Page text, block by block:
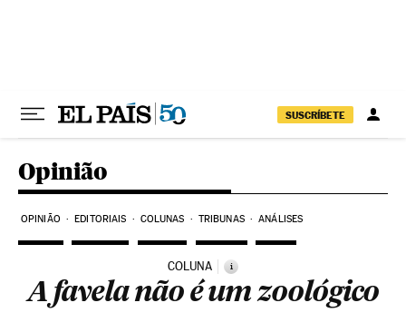
SUSCRÍBETE
Opinião
OPINIÃO EDITORIAIS COLUNAS TRIBUNAS ANÁLISES
COLUNA i
A favela não é um zoológico